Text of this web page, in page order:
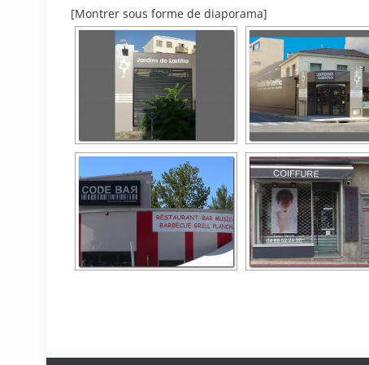
[Montrer sous forme de diaporama]